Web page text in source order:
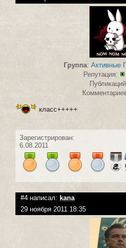
Группа: Активные
Репутация:
класс+++++
Зарегистрирован:
6.08.2011
#4 написал: kana
29 ноября 2011 18:35